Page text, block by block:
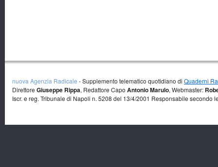
nuova Agenzia Radicale - Supplemento telematico quotidiano di Quaderni
Direttore Giuseppe Rippa, Redattore Capo Antonio Marulo, Webmaster:
Iscr. e reg. Tribunale di Napoli n. 5208 del 13/4/2001 Responsabile secondo